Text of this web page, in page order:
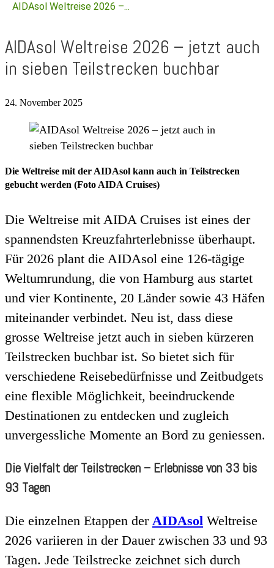
AIDAsol Weltreise 2026 –...
AIDAsol Weltreise 2026 – jetzt auch
in sieben Teilstrecken buchbar
24. November 2025
Die Weltreise mit der AIDAsol kann auch in Teilstrecken
gebucht werden (Foto AIDA Cruises)
Die Weltreise mit AIDA Cruises ist eines der
spannendsten Kreuzfahrterlebnisse überhaupt.
Für 2026 plant die AIDAsol eine 126-tägige
Weltumrundung, die von Hamburg aus startet
und vier Kontinente, 20 Länder sowie 43 Häfen
miteinander verbindet. Neu ist, dass diese
grosse Weltreise jetzt auch in sieben kürzeren
Teilstrecken buchbar ist. So bietet sich für
verschiedene Reisebedürfnisse und Zeitbudgets
eine flexible Möglichkeit, beeindruckende
Destinationen zu entdecken und zugleich
unvergessliche Momente an Bord zu geniessen.
Die Vielfalt der Teilstrecken – Erlebnisse von 33 bis
93 Tagen
Die einzelnen Etappen der AIDAsol Weltreise
2026 variieren in der Dauer zwischen 33 und 93
Tagen. Jede Teilstrecke zeichnet sich durch